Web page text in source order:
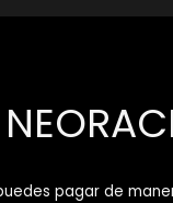
pagar de